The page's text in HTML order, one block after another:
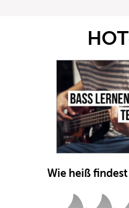
HOT
Wie heiß